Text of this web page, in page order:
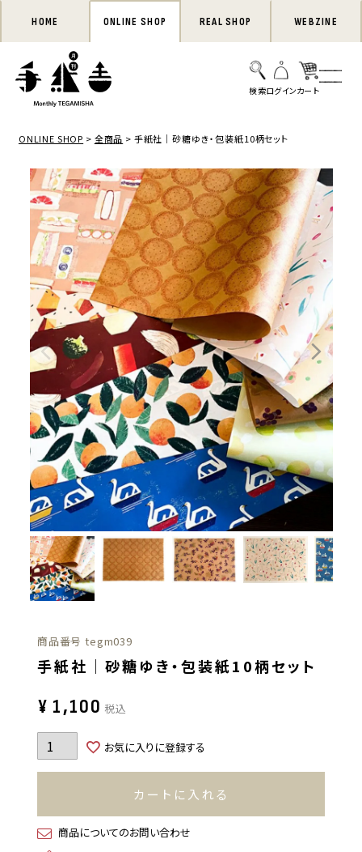
HOME ONLINE SHOP REAL SHOP WEBZINE
ONLINE SHOP 全商品 手紙社｜砂糖ゆき・包装紙10柄セット
商品番号 tegm039
手紙社｜砂糖ゆき・包装紙10柄セット
¥ 1,100 税込
お気に入りに登録する
カートに入れる
商品についてのお問い合わせ